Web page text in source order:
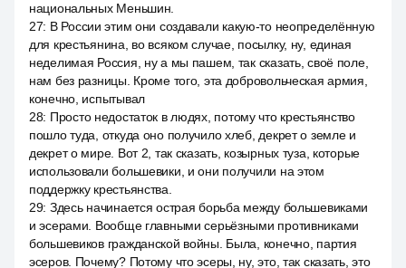
национальных Меньшин.
27: В России этим они создавали какую-то неопределённую
для крестьянина, во всяком случае, посылку, ну, единая
неделимая Россия, ну а мы пашем, так сказать, своё поле,
нам без разницы. Кроме того, эта добровольческая армия,
конечно, испытывал
28: Просто недостаток в людях, потому что крестьянство
пошло туда, откуда оно получило хлеб, декрет о земле и
декрет о мире. Вот 2, так сказать, козырных туза, которые
использовали большевики, и они получили на этом
поддержку крестьянства.
29: Здесь начинается острая борьба между большевиками
и эсерами. Вообще главными серьёзными противниками
большевиков гражданской войны. Была, конечно, партия
эсеров. Почему? Потому что эсеры, ну, это, так сказать, это